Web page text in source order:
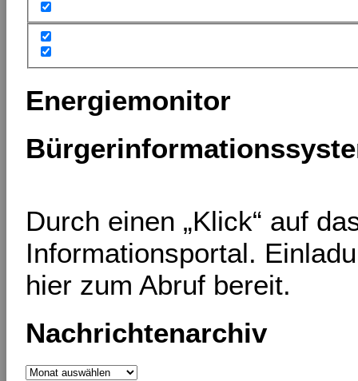
Energiemonitor
Durch einen „Klick“ auf
Informationsportal.
hier zum Abruf bereit.
Nachrichtenarchiv
Nachrichtenarchiv